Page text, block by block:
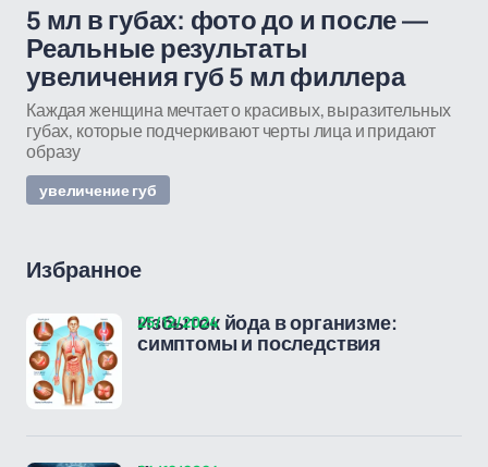
5 мл в губах: фото до и после —
Реальные результаты
увеличения губ 5 мл филлера
Каждая женщина мечтает о красивых, выразительных
губах, которые подчеркивают черты лица и придают
образу
увеличение губ
Избранное
Избыток йода в организме:
симптомы и последствия
25/12/2024